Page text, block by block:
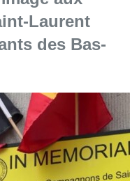
Meyboom,
Meyboom